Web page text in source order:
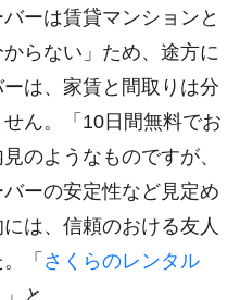
ーは賃貸マンションと
らない」ため、途方に
は、家賃と間取りは分
ん。「10日間無料でお
のようなものですが、
ーの安定性など見定め
は、信頼のおける友人
「 さくらのレンタル
と。